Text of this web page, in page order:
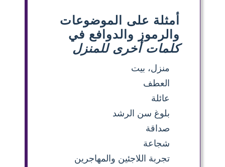
أمثلة على الموضوعات
والرموز والدوافع في
كلمات أخرى للمنزل
منزل، بيت
العطف
عائلة
بلوغ سن الرشد
صداقة
شجاعة
تجربة اللاجئين والمهاجرين